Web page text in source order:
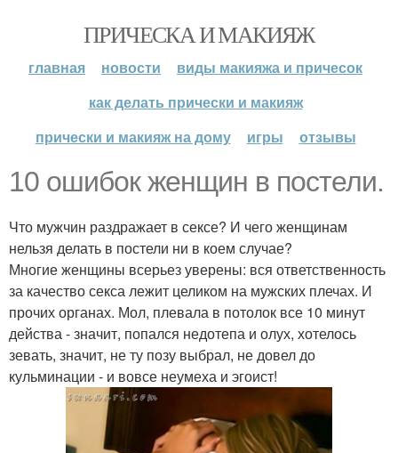
ПРИЧЕСКА И МАКИЯЖ
главная новости
виды макияжа и причесок
как делать прически и макияж
прически и макияж на дому
игры отзывы
10 ошибок женщин в постели.
Что мужчин раздражает в сексе? И чего женщинам
нельзя делать в постели ни в коем случае?
Многие женщины всерьез уверены: вся ответственность
за качество секса лежит целиком на мужских плечах. И
прочих органах. Мол, плевала в потолок все 10 минут
действа - значит, попался недотепа и олух, хотелось
зевать, значит, не ту позу выбрал, не довел до
кульминации - и вовсе неумеха и эгоист!